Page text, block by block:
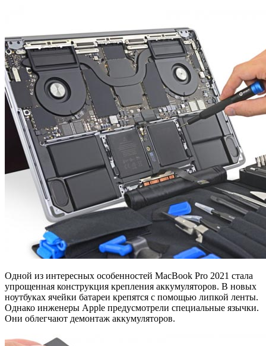
Одной из интересных особенностей MacBook Pro 2021 стала
упрощенная конструкция крепления аккумуляторов. В новых
ноутбуках ячейки батареи крепятся с помощью липкой ленты.
Однако инженеры Apple предусмотрели специальные язычки.
Они облегчают демонтаж аккумуляторов.